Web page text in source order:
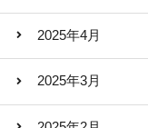
2025年4月
2025年3月